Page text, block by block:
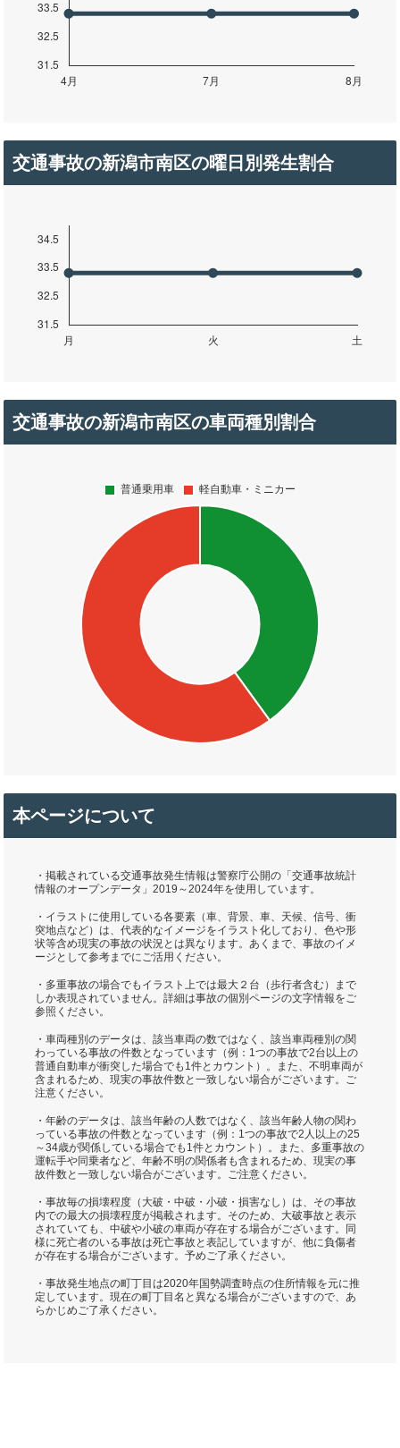
交通事故の新潟市南区の曜日別発生割合
交通事故の新潟市南区の車両種別割合
本ページについて
・掲載されている交通事故発生情報は警察庁公開の「交通事故統計
情報のオープンデータ」2019～2024年を使用しています。
・イラストに使用している各要素（車、背景、車、天候、信号、衝
突地点など）は、代表的なイメージをイラスト化しており、色や形
状等含め現実の事故の状況とは異なります。あくまで、事故のイメ
ージとして参考までにご活用ください。
・多重事故の場合でもイラスト上では最大２台（歩行者含む）まで
しか表現されていません。詳細は事故の個別ページの文字情報をご
参照ください。
・車両種別のデータは、該当車両の数ではなく、該当車両種別の関
わっている事故の件数となっています（例：1つの事故で2台以上の
普通自動車が衝突した場合でも1件とカウント）。また、不明車両が
含まれるため、現実の事故件数と一致しない場合がございます。ご
注意ください。
・年齢のデータは、該当年齢の人数ではなく、該当年齢人物の関わ
っている事故の件数となっています（例：1つの事故で2人以上の25
～34歳が関係している場合でも1件とカウント）。また、多重事故の
運転手や同乗者など、年齢不明の関係者も含まれるため、現実の事
故件数と一致しない場合がございます。ご注意ください。
・事故毎の損壊程度（大破・中破・小破・損害なし）は、その事故
内での最大の損壊程度が掲載されます。そのため、大破事故と表示
されていても、中破や小破の車両が存在する場合がございます。同
様に死亡者のいる事故は死亡事故と表記していますが、他に負傷者
が存在する場合がございます。予めご了承ください。
・事故発生地点の町丁目は2020年国勢調査時点の住所情報を元に推
定しています。現在の町丁目名と異なる場合がございますので、あ
らかじめご了承ください。